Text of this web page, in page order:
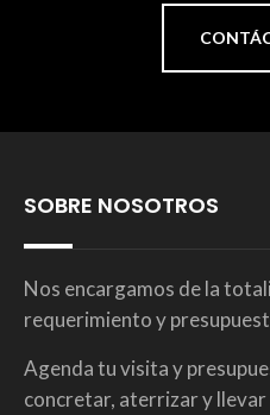
SOBRE NOSOTROS
Nos encargamos de la
requerimiento y
Agenda tu visita y
concretar, aterrizar y